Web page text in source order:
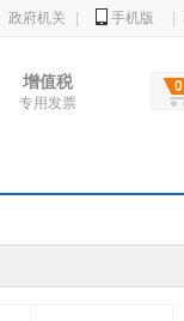
政府机关 手机版
增值税
专用发票
0